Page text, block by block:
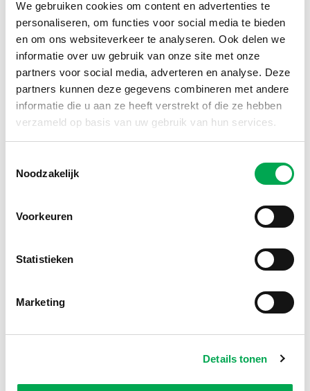
We gebruiken cookies om content en advertenties te
personaliseren, om functies voor social media te bieden
en om ons websiteverkeer te analyseren. Ook delen we
informatie over uw gebruik van onze site met onze
partners voor social media, adverteren en analyse. Deze
partners kunnen deze gegevens combineren met andere
informatie die u aan ze heeft verstrekt of die ze hebben
verzameld op basis van uw gebruik van hun services.
Noodzakelijk
Voorkeuren
Statistieken
Marketing
Details tonen
Installaties
Installaties
werktuigbouwkundig
Losse inventaris
Ruwbouw
Vaste voorzieningen
Kabelwerk